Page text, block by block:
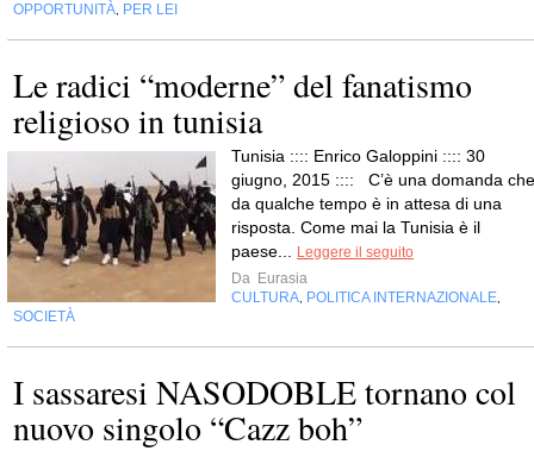
OPPORTUNITÀ PER LEI
Le radici “moderne” del fanatismo
religioso in tunisia
Tunisia :::: Enrico Galoppini :::: 30
giugno, 2015 :::: C’è una domanda che
da qualche tempo è in attesa di una
risposta. Come mai la Tunisia è il
paese...
Leggere il seguito
Da Eurasia
CULTURA POLITICA INTERNAZIONALE
SOCIETÀ
I sassaresi NASODOBLE tornano col
nuovo singolo “Cazz boh”